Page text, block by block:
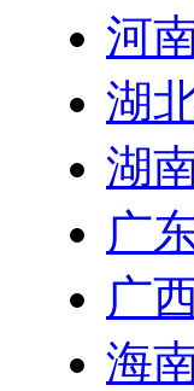
河
湖
湖
广
广
海